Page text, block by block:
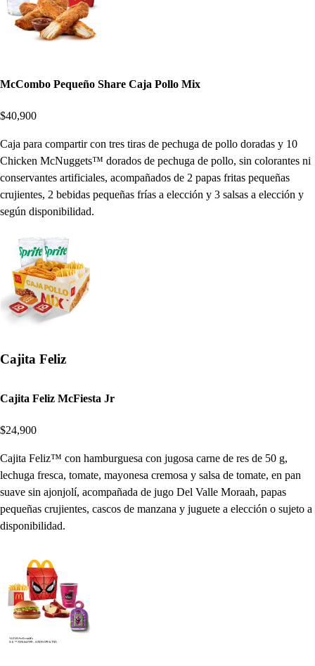
McCombo Pequeño Share Caja Pollo Mix
$40,900
Caja para compartir con tres tiras de pechuga de pollo doradas y 10
Chicken McNuggets™ dorados de pechuga de pollo, sin colorantes ni
conservantes artificiales, acompañados de 2 papas fritas pequeñas
crujientes, 2 bebidas pequeñas frías a elección y 3 salsas a elección y
según disponibilidad.
Cajita Feliz
Cajita Feliz McFiesta Jr
$24,900
Cajita Feliz™ con hamburguesa con jugosa carne de res de 50 g,
lechuga fresca, tomate, mayonesa cremosa y salsa de tomate, en pan
suave sin ajonjolí, acompañada de jugo Del Valle Moraah, papas
pequeñas crujientes, cascos de manzana y juguete a elección o sujeto a
disponibilidad.